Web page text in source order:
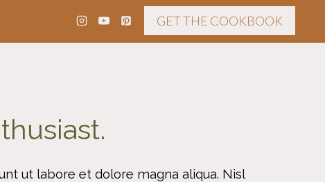
GET THE COOKBOOK
ut labore et dolore magna aliqua. Nisl